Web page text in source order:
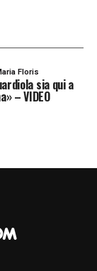
Floris
sia qui a
– VIDEO